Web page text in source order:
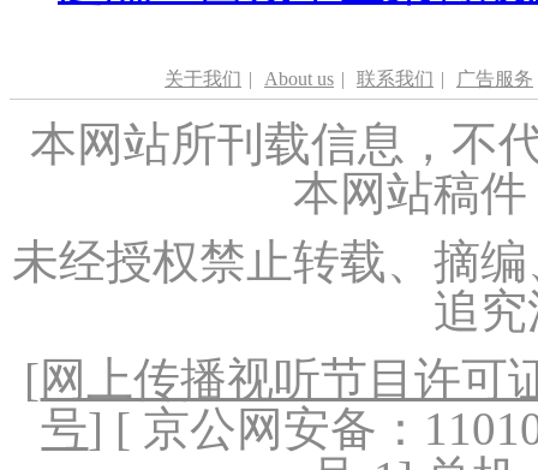
关于我们 | About us | 联系我们 | 广告服务
本网站所刊载信息，不
本网站稿
未经授权禁止转载、摘
追
[网上传播视听节目许可
号] [ 京公网安备：